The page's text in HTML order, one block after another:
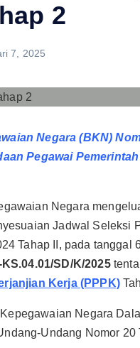
2
7, 2025
Negara (BKN)
Pegawai
Negara
Jadwal Seleksi
Tahap II, pada
SD/K/2025
Kerja (PPPK)
Negara
Undang Nomor